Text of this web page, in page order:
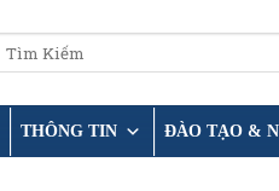
THÔNG TIN ĐÀO TẠO &